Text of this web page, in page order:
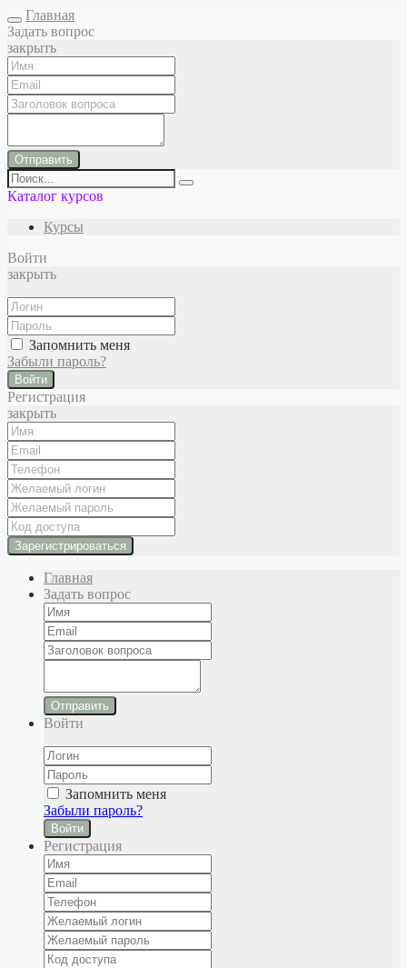
Главная
Задать вопрос
закрыть
Отправить
Каталог курсов
Курсы
Войти
закрыть
Запомнить меня
Забыли пароль?
Войти
Регистрация
закрыть
Главная
Задать вопрос
Отправить
Войти
Запомнить меня
Забыли пароль?
Войти
Регистрация